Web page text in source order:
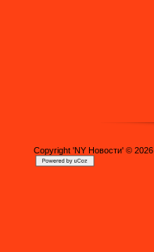
Copyright 'NY Новости' © 2026